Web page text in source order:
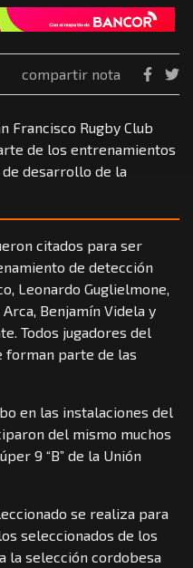
compartir nota
Francisco Rugby Club
de los entrenamientos
desarrollo de la
citados para ser
de detección
Leonardo Guglielmone,
Benjamín Videla y
Todos jugadores del
forman parte de las
en las instalaciones del
del mismo muchos
9 “B” de la Unión
se realiza para
seleccionados de los
la selección cordobesa